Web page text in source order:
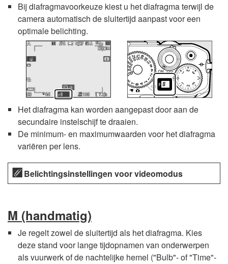
Bij diafragmavoorkeuze kiest u het diafragma terwijl de
camera automatisch de sluitertijd aanpast voor een
optimale belichting.
Het diafragma kan worden aangepast door aan de
secundaire instelschijf te draaien.
De minimum- en maximumwaarden voor het diafragma
variëren per lens.
Belichtingsinstellingen voor videomodus
M (handmatig)
Je regelt zowel de sluitertijd als het diafragma. Kies
deze stand voor lange tijdopnamen van onderwerpen
als vuurwerk of de nachtelijke hemel ("Bulb"- of "Time"-